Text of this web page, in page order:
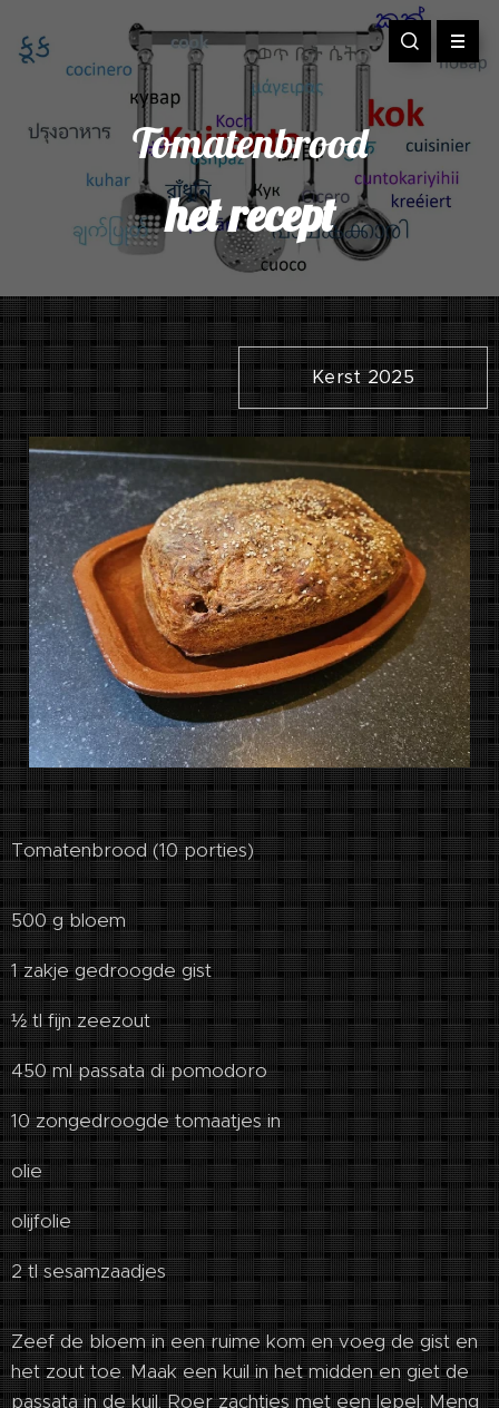
Tomatenbrood
het recept
Kerst 2025
Tomatenbrood (10 porties)
500 g bloem
1 zakje gedroogde gist
½ tl fijn zeezout
450 ml passata di pomodoro
10 zongedroogde tomaatjes in
olie
olijfolie
2 tl sesamzaadjes
Zeef de bloem in een ruime kom en voeg de gist en
het zout toe. Maak een kuil in het midden en giet de
passata in de kuil. Roer zachtjes met een lepel. Meng